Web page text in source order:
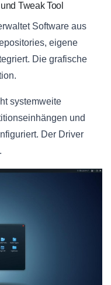
Tweak Tool
Software aus
eigene
Die grafische
systemweite
und
Der Driver